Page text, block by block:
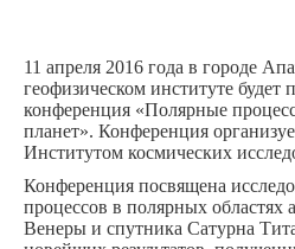
11 апреля 2016 года в городе
геофизическом институте будет
конференция «Полярные
планет». Конференция
Институтом космических
Конференция посвящена
процессов в полярных областях
Венеры и спутника Сатурна